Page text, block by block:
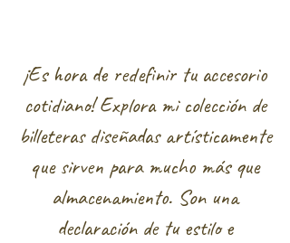
¡Es hora de redefinir tu accesorio
cotidiano! Explora mi colección de
billeteras diseñadas artísticamente
que sirven para mucho más que
almacenamiento. Son una
declaración de tu estilo e